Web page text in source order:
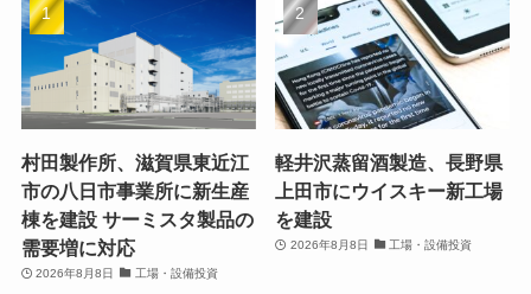
村田製作所、滋賀県東近江
市の八日市事業所に新生産
棟を建設 サーミスタ製品の
需要増に対応
2026年8月8日 工場・設備投資
軽井沢蒸留酒製造、長野県
上田市にウイスキー新工場
を建設
2026年8月8日 工場・設備投資